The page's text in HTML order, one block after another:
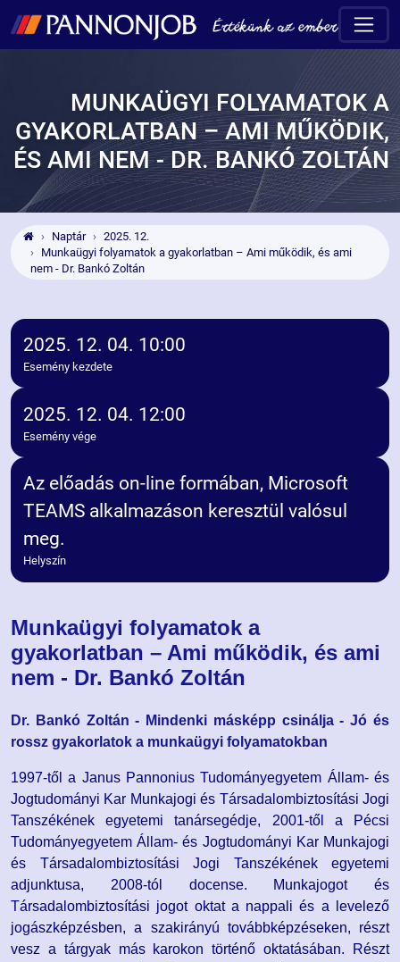
MUNKAÜGYI FOLYAMATOK A
GYAKORLATBAN – AMI MŰKÖDIK,
ÉS AMI NEM - DR. BANKÓ ZOLTÁN
Naptár
2025. 12.
Munkaügyi folyamatok a gyakorlatban – Ami működik, és ami
nem - Dr. Bankó Zoltán
Munkaügyi folyamatok a
gyakorlatban – Ami működik, és ami
nem - Dr. Bankó Zoltán
Dr. Bankó Zoltán - Mindenki másképp csinálja - Jó és
rossz gyakorlatok a munkaügyi folyamatokban
1997-től a Janus Pannonius Tudományegyetem Állam- és
Jogtudományi Kar Munkajogi és Társadalombiztosítási Jogi
Tanszékének egyetemi tanársegédje, 2001-től a Pécsi
Tudományegyetem Állam- és Jogtudományi Kar Munkajogi
és Társadalombiztosítási Jogi Tanszékének egyetemi
adjunktusa, 2008-tól docense. Munkajogot és
Társadalombiztosítási jogot oktat a nappali és a levelező
jogászképzésben, a szakirányú továbbképzéseken, részt
vesz a tárgyak más karokon történő oktatásában. Részt
Esemény kezdete
2025. 12. 04. 10:00
Esemény vége
2025. 12. 04. 12:00
Helyszín
Az előadás on-line formában, Microsoft
TEAMS alkalmazáson keresztül valósul
meg.